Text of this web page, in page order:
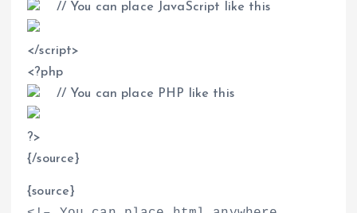
// You can place JavaScript like this
</script>
<?php
// You can place PHP like this
?>
{/source}
{source}